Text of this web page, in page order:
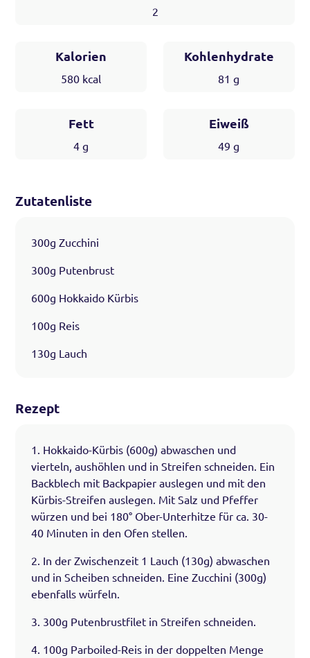
2
Kalorien
580 kcal
Kohlenhydrate
81 g
Fett
4 g
Eiweiß
49 g
Zutatenliste
300g Zucchini
300g Putenbrust
600g Hokkaido Kürbis
100g Reis
130g Lauch
Rezept
1. Hokkaido-Kürbis (600g) abwaschen und
vierteln, aushöhlen und in Streifen schneiden. Ein
Backblech mit Backpapier auslegen und mit den
Kürbis-Streifen auslegen. Mit Salz und Pfeffer
würzen und bei 180° Ober-Unterhitze für ca. 30-
40 Minuten in den Ofen stellen.
2. In der Zwischenzeit 1 Lauch (130g) abwaschen
und in Scheiben schneiden. Eine Zucchini (300g)
ebenfalls würfeln.
3. 300g Putenbrustfilet in Streifen schneiden.
4. 100g Parboiled-Reis in der doppelten Menge